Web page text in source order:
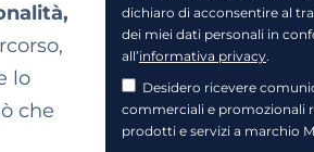
lo
che
dichiaro di acconsentire al
dei miei dati personali in
all’informativa privacy.
Desidero ricevere
commerciali e promozionali
prodotti e servizi a marchio